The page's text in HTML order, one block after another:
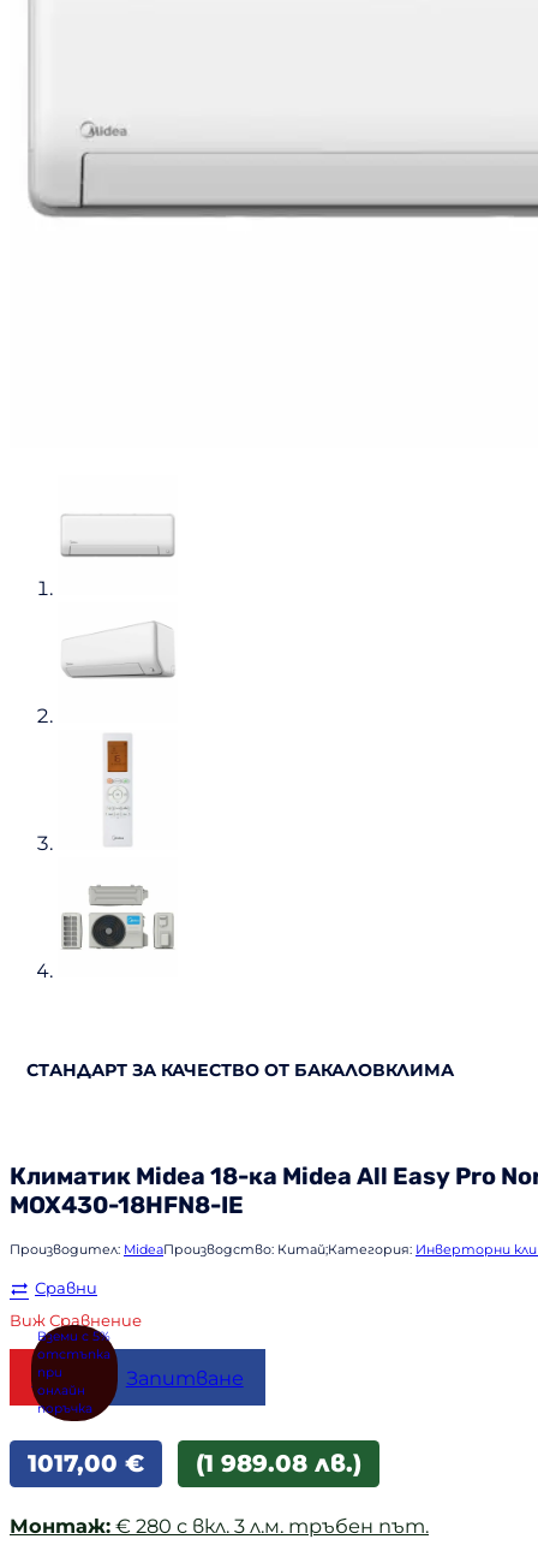
СТАНДАРТ ЗА КАЧЕСТВО ОТ БАКАЛОВКЛИМА
Климатик Midea 18-ка Midea All Easy Pro
MOX430-18HFN8-IE
Производител: MideaПроизводство: Китай;Категория: Инверторни
Сравни
Виж Сравнение
Купи Запитване
1017,00 € (1 989.08 лв.)
Монтаж: € 280 с вкл. 3 л.м. тръбен път.